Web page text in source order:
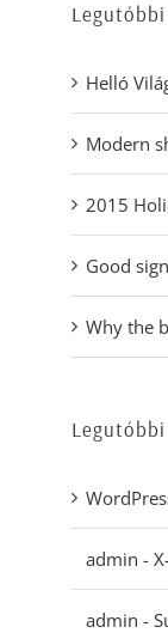
Helló
Modern
2015
Good
Why the
admin -
admin -